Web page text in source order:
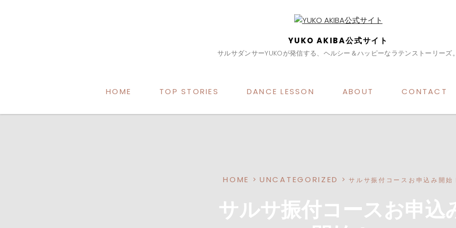
YUKO AKIBA公式サイト
サルサダンサーYUKOが発信する、ヘルシー＆ハッピーなラテンストーリーズ。
HOME TOP STORIES DANCE LESSON ABOUT CONTACT
HOME UNCATEGORIZED サルサ振付コースお申込み開始
サルサ振付コースお申込